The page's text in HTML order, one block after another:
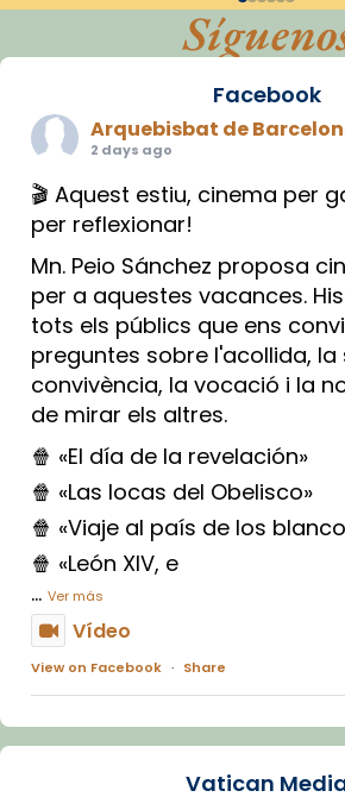
Facebook
Arquebisbat de
2 days ago
🎬 Aquest estiu, cinema per
per reflexionar!
Mn. Peio Sánchez proposa
per a aquestes vacances.
tots els públics que ens
preguntes sobre l'acollida, la
convivència, la vocació i la
de mirar els altres.
🍿 «El día de la revelación»
🍿 «Las locas del Obelisco»
🍿 «Viaje al país de los
🍿 «León XIV, e
... Ver más
Vídeo
View on Facebook · Share
Arquebisbat de
Vatican